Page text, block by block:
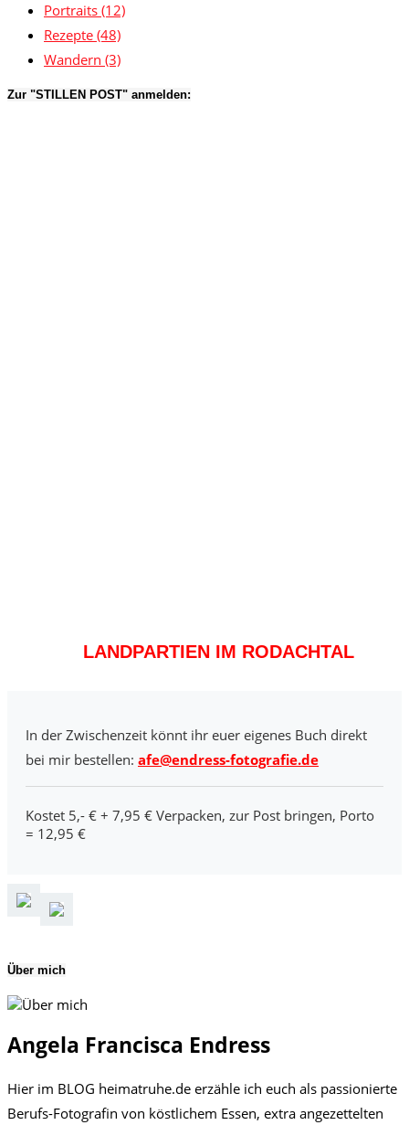
Portraits (12)
Rezepte (48)
Wandern (3)
Zur "STILLEN POST" anmelden:
LANDPARTIEN IM RODACHTAL
In der Zwischenzeit könnt ihr euer eigenes Buch direkt
bei mir bestellen: afe@endress-fotografie.de
Kostet 5,- € + 7,95 € Verpacken, zur Post bringen, Porto
= 12,95 €
Über mich
Angela Francisca Endress
Hier im BLOG heimatruhe.de erzähle ich euch als passionierte
Berufs-Fotografin von köstlichem Essen, extra angezettelten